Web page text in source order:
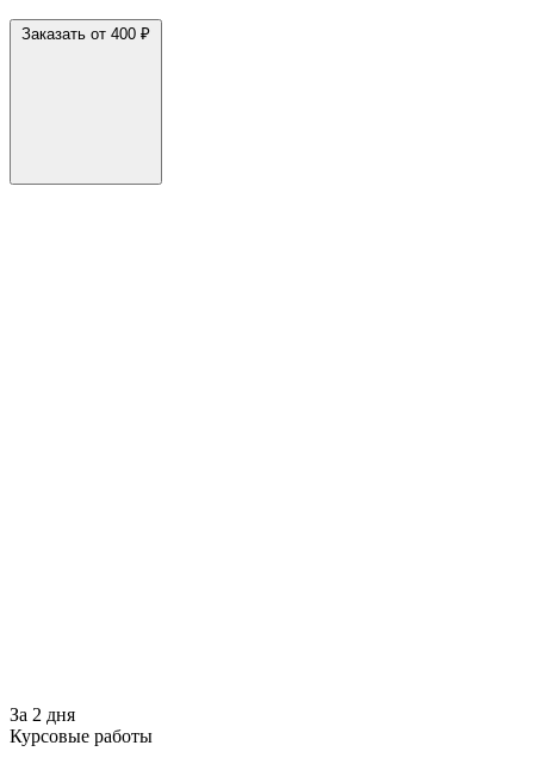
Заказать от 400 ₽
За 2 дня
Курсовые работы